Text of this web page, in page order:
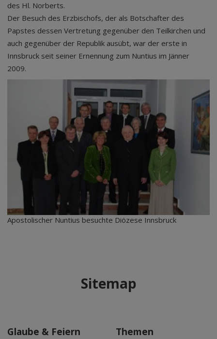
des Hl. Norberts.
Der Besuch des Erzbischofs, der als Botschafter des
Papstes dessen Vertretung gegenüber den Teilkirchen und
auch gegenüber der Republik ausübt, war der erste in
Innsbruck seit seiner Ernennung zum Nuntius im Jänner
2009.
Apostolischer Nuntius besuchte Diözese Innsbruck
Sitemap
Glaube & Feiern Themen